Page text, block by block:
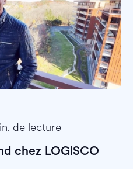
de lecture
chez LOGISCO